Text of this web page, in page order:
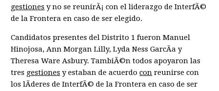
gestiones y no se reunirÃ¡ con el liderazgo de InterfÃ©
de la Frontera en caso de ser elegido.
Candidatos presentes del Distrito 1 fueron Manuel
Hinojosa, Ann Morgan Lilly, Lyda Ness GarcÃ­a y
Theresa Ware Asbury. TambiÃ©n todos apoyaron las
tres gestiones y estaban de acuerdocon reunirse con
los lÃ­deres de InterfÃ© de la Frontera en caso de ser